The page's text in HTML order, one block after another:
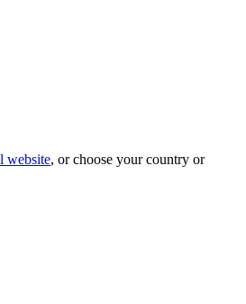
website, or choose your country or